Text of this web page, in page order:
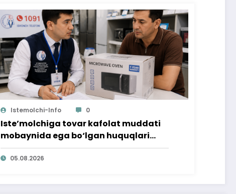
Istemolchi-Info 0
Iste’molchiga tovar kafolat muddati
mobaynida ega bo‘lgan huquqlari
ta’minlab berildi
05.08.2026